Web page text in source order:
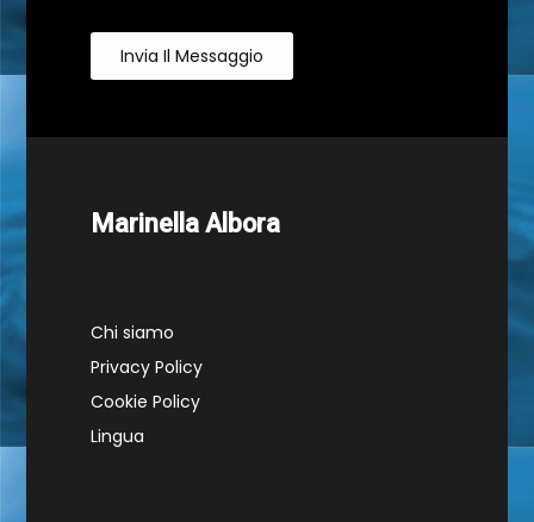
Invia Il Messaggio
Marinella Albora
Chi siamo
Privacy Policy
Cookie Policy
Lingua